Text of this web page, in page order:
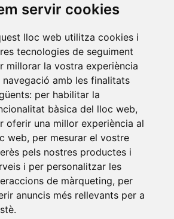
servir cookies
lloc web utilitza cookies i
tecnologies de seguiment
millorar la vostra experiència
navegació amb les finalitats
per habilitar la
bàsica del lloc web,
oferir una millor experiència al
web, per mesurar el vostre
pels nostres productes i
i per personalitzar les
de màrqueting, per
anuncis més rellevants per a
.
CEU•Universitat d'Alacant
•Universitat Autònoma de
de Barcelona• Universitat
•Universitat de Girona
les Illes Balears•Universitat
•Universitat Jaume I
•Universitat Miguel Hernández
Oberta de Catalunya•Universitat